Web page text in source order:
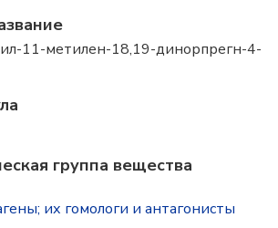
11-метилен-18,19-динорпрегн-4-
группа вещества
их гомологи и антагонисты